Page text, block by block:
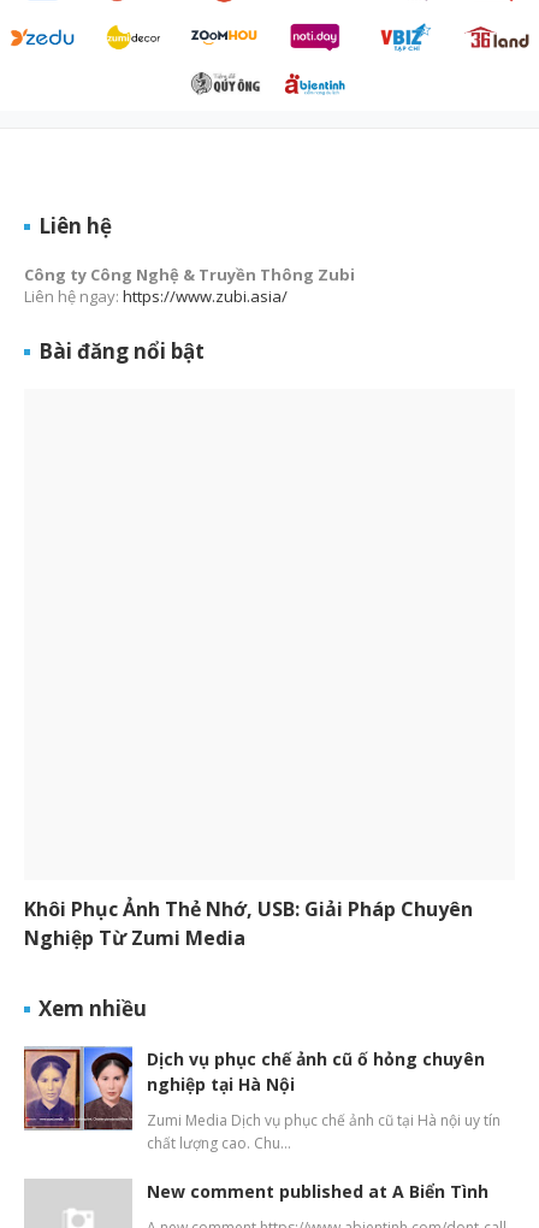
Liên hệ
Công ty Công Nghệ & Truyền Thông Zubi
Liên hệ ngay: https://www.zubi.asia/
Bài đăng nổi bật
Khôi Phục Ảnh Thẻ Nhớ, USB: Giải Pháp Chuyên
Nghiệp Từ Zumi Media
Xem nhiều
Dịch vụ phục chế ảnh cũ ố hỏng chuyên
nghiệp tại Hà Nội
Zumi Media Dịch vụ phục chế ảnh cũ tại Hà nội uy tín
chất lượng cao. Chu…
New comment published at A Biển Tình